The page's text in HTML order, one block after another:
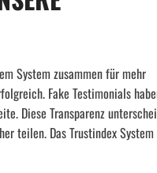
System zusammen für mehr
Fake Testimonials
Diese Transparenz
teilen. Das Trustindex System